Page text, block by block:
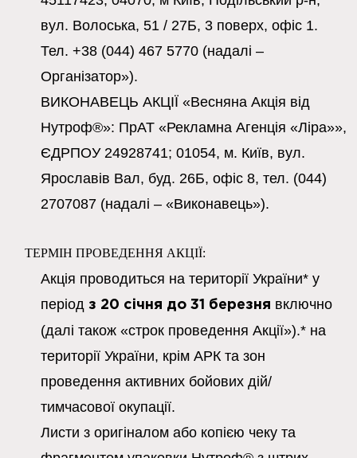
вул. Волоська, 51 / 27Б, 3 поверх, офіс 1.
Тел. +38 (044) 467 5770 (надалі –
Організатор»).
ВИКОНАВЕЦЬ АКЦІЇ «Весняна Акція від
Нутроф®»: ПрАТ «Рекламна Агенція «Ліра»»,
ЄДРПОУ 24928741; 01054, м. Київ, вул.
Ярославів Вал, буд. 26Б, офіс 8, тел. (044)
2707087 (надалі –«Виконавець»).
ТЕРМІН ПРОВЕДЕННЯ АКЦІЇ:
Акція проводиться на території України* у
періодз 20 січня до 31 березня включно
(далі також «строк проведення Акції»).* на
території України, крім АРК та зон
проведення активних бойових дій/
тимчасової окупації.
Листи з оригіналом або копією чеку та